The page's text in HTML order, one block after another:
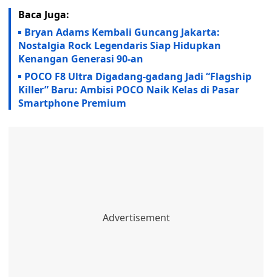
Baca Juga:
Bryan Adams Kembali Guncang Jakarta:
Nostalgia Rock Legendaris Siap Hidupkan
Kenangan Generasi 90-an
POCO F8 Ultra Digadang-gadang Jadi “Flagship
Killer” Baru: Ambisi POCO Naik Kelas di Pasar
Smartphone Premium